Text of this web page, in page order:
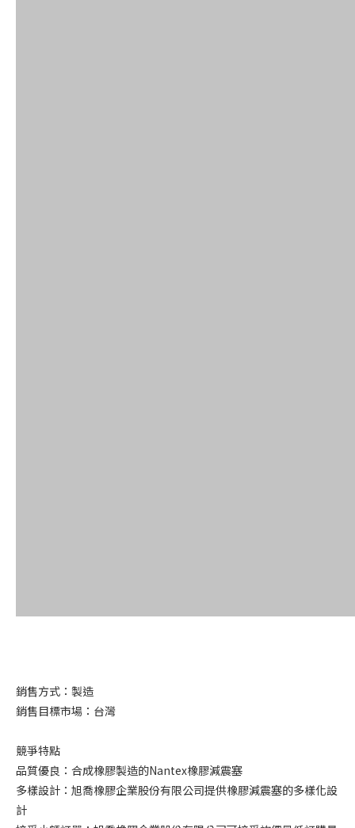
銷售方式：製造
銷售目標市場：台灣
競爭特點
品質優良：合成橡膠製造的Nantex橡膠減震塞
多樣設計：旭喬橡膠企業股份有限公司提供橡膠減震塞的多樣化設
計